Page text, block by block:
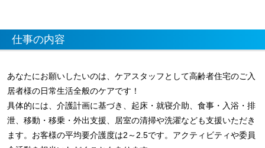
仕事の内容
あなたにお願いしたいのは、ケアスタッフとして高齢者住宅のご入
居者様の日常生活全般のケアです！
具体的には、介護計画に基づき、起床・就寝介助、食事・入浴・排
泄、移動・移乗・外出支援、居室の清掃や洗濯なども支援いただき
ます。お客様の平均要介護度は2～2.5です。アクティビティや委員